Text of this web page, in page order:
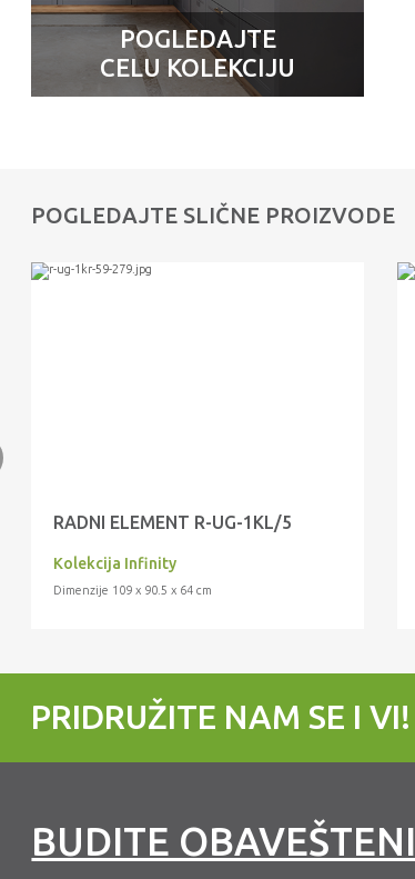
POGLEDAJTE
CELU KOLEKCIJU
POGLEDAJTE SLIČNE PROIZVODE
RADNI ELEMENT R-UG-1KL/5
Kolekcija Infinity
Dimenzije 109 x 90.5 x 64 cm
PRIDRUŽITE NAM SE I VI!
BUDITE OBAVEŠTENI